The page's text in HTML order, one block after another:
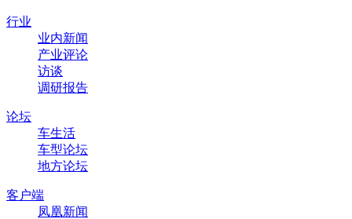
行业
业内新闻
产业评论
访谈
调研报告
论坛
车生活
车型论坛
地方论坛
客户端
凤凰新闻